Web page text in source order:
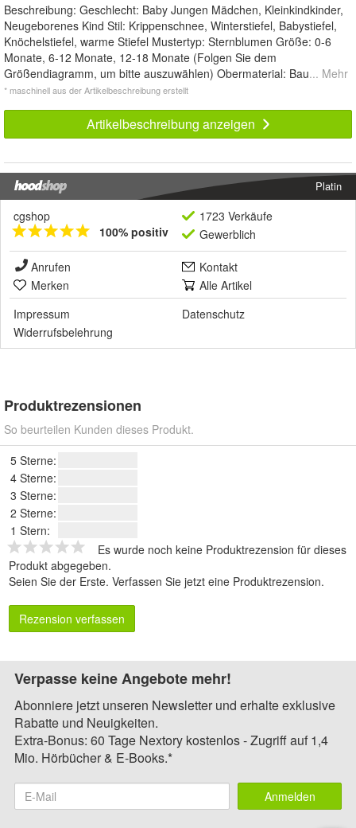
Beschreibung: Geschlecht: Baby Jungen Mädchen, Kleinkindkinder,
Neugeborenes Kind Stil: Krippenschnee, Winterstiefel, Babystiefel,
Knöchelstiefel, warme Stiefel Mustertyp: Sternblumen Größe: 0-6
Monate, 6-12 Monate, 12-18 Monate (Folgen Sie dem
Größendiagramm, um bitte auszuwählen) Obermaterial: Bau... Mehr
* maschinell aus der Artikelbeschreibung erstellt
Artikelbeschreibung anzeigen
Platin
cgshop
100% positiv
1723 Verkäufe
Gewerblich
Anrufen
Kontakt
Merken
Alle Artikel
Impressum
Datenschutz
Widerrufsbelehrung
Produktrezensionen
So beurteilen Kunden dieses Produkt.
5 Sterne:
4 Sterne:
3 Sterne:
2 Sterne:
1 Stern:
Es wurde noch keine Produktrezension für dieses
Produkt abgegeben.
Seien Sie der Erste. Verfassen Sie jetzt eine Produktrezension.
Rezension verfassen
Verpasse keine Angebote mehr!
Abonniere jetzt unseren Newsletter und erhalte exklusive
Rabatte und Neuigkeiten.
Extra-Bonus: 60 Tage Nextory kostenlos - Zugriff auf 1,4
Mio. Hörbücher & E-Books.*
Anmelden